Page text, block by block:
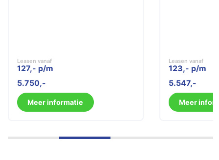
Leasen vanaf
127,- p/m
5.750
Meer informatie
Leasen vanaf
123,- p/m
5.547
Meer